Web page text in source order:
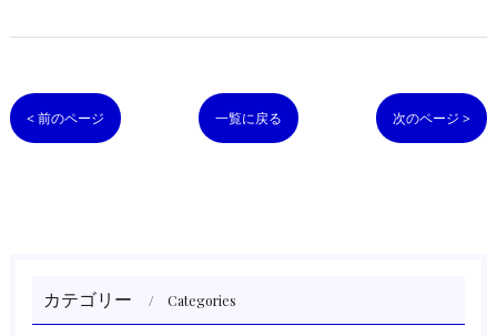
< 前のページ 一覧に戻る 次のページ >
カテゴリー Categories